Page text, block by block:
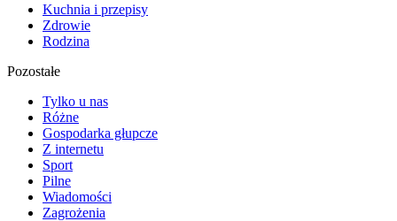
Kuchnia i przepisy
Zdrowie
Rodzina
Pozostałe
Tylko u nas
Różne
Gospodarka głupcze
Z internetu
Sport
Pilne
Wiadomości
Zagrożenia